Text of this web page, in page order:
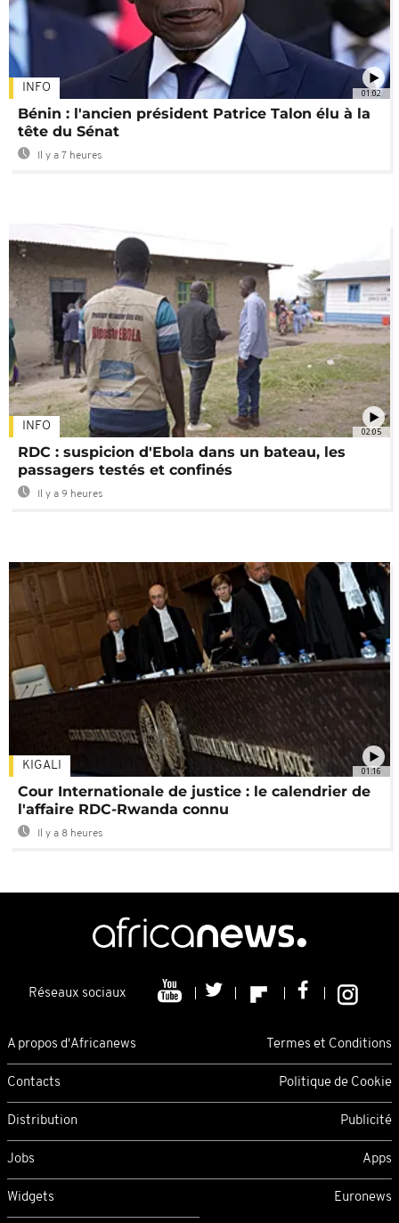
01:02
INFO
Bénin : l'ancien président Patrice Talon élu à la
tête du Sénat
Il y a 7 heures
02:05
INFO
RDC : suspicion d'Ebola dans un bateau, les
passagers testés et confinés
Il y a 9 heures
01:16
KIGALI
Cour Internationale de justice : le calendrier de
l'affaire RDC-Rwanda connu
Il y a 8 heures
Réseaux sociaux
A propos d'Africanews Termes et Conditions
Contacts Politique de Cookie
Distribution Publicité
Jobs Apps
Widgets Euronews